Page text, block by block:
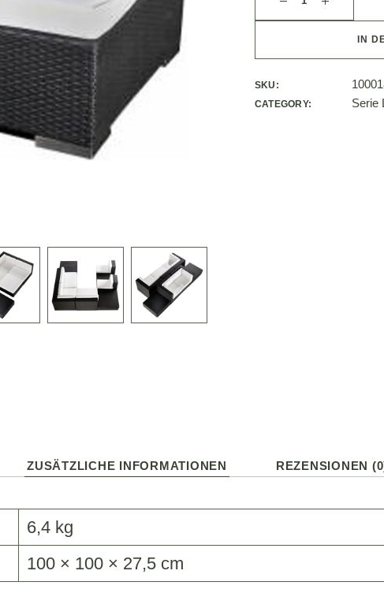
IN
SKU:
CATEGORY: Serie
ZUSÄTZLICHE INFORMATIONEN REZENSIONEN
6,4 kg
100 × 100 × 27,5 cm